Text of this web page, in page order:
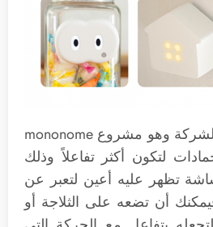
ابتكار آخر من نفس الشركة وهو مشروع mononome
لتكون أكثر تفاعلاً وذلك
تظهر عليه أعين لتعبر عن
أن تضعه على الثلاجة أو